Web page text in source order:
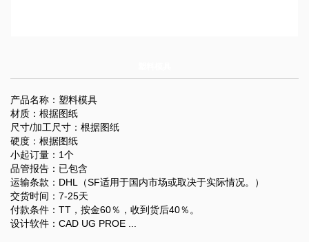
产品名称：塑料模具
材质：根据图纸
尺寸/加工尺寸：根据图纸
硬度：根据图纸
小起订量：1个
品管报告：已包含
运输条款：DHL（SF适用于国内市场或取决于实际情况。）
交货时间：7-25天
付款条件：TT，按金60％，收到货后40％。
设计软件：CAD UG PROE ...